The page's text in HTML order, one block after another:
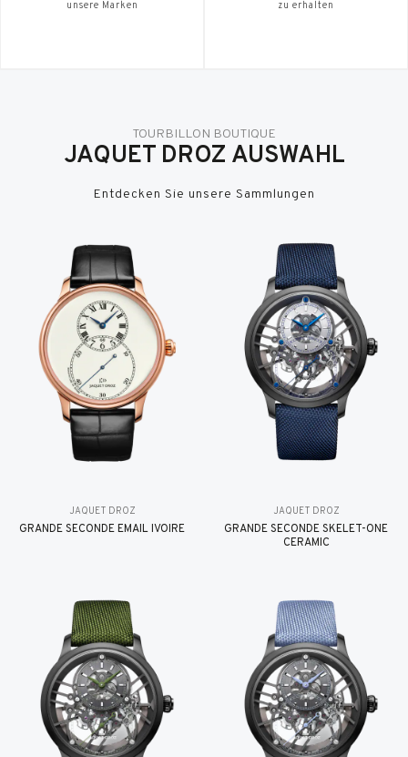
unsere Marken
zu erhalten
TOURBILLON BOUTIQUE
JAQUET DROZ AUSWAHL
Entdecken Sie unsere Sammlungen
JAQUET DROZ
GRANDE SECONDE EMAIL IVOIRE
JAQUET DROZ
GRANDE SECONDE SKELET-ONE
CERAMIC